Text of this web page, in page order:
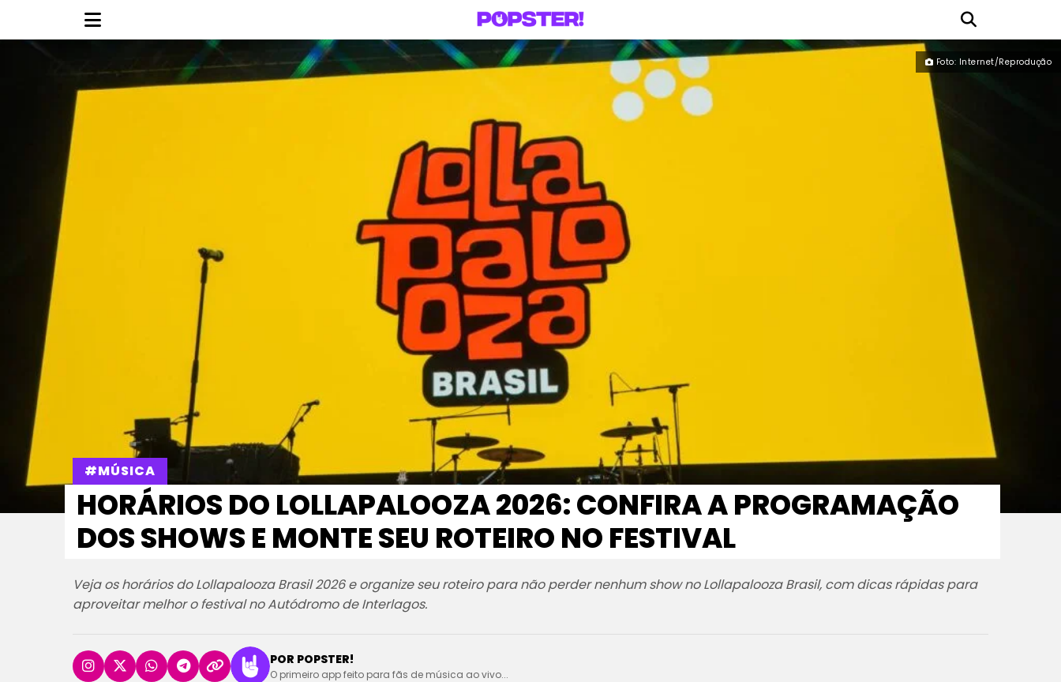
Foto: Internet/Reprodução
#MÚSICA
HORÁRIOS DO LOLLAPALOOZA 2026: CONFIRA A PROGRAMAÇÃO
DOS SHOWS E MONTE SEU ROTEIRO NO FESTIVAL
Veja os horários do Lollapalooza Brasil 2026 e organize seu roteiro para não perder nenhum show no Lollapalooza Brasil, com dicas rápidas para
aproveitar melhor o festival no Autódromo de Interlagos.
POR POPSTER!
O primeiro app feito para fãs de música ao vivo...